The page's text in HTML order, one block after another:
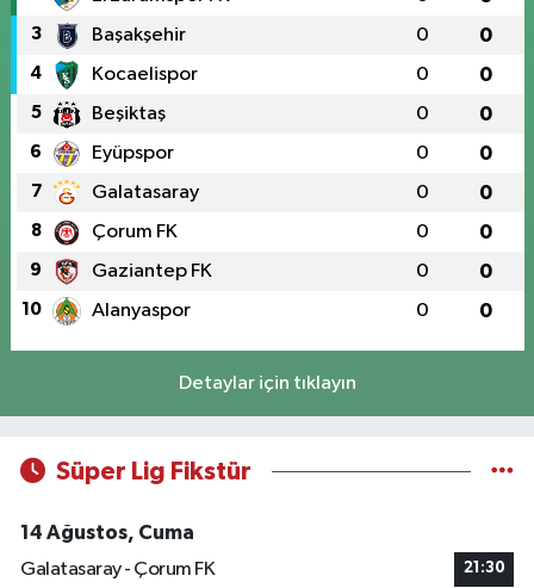
3 Başakşehir 0 0
4 Kocaelispor 0 0
5 Beşiktaş 0 0
6 Eyüpspor 0 0
7 Galatasaray 0 0
8 Çorum FK 0 0
9 Gaziantep FK 0 0
10 Alanyaspor 0 0
Detaylar için tıklayın
Süper Lig Fikstür
14 Ağustos, Cuma
Galatasaray - Çorum FK
21:30